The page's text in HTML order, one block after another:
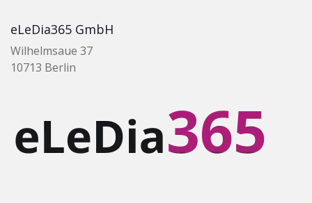
eLeDia365 GmbH
Wilhelmsaue 37
10713 Berlin